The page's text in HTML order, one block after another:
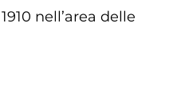
nell’area delle